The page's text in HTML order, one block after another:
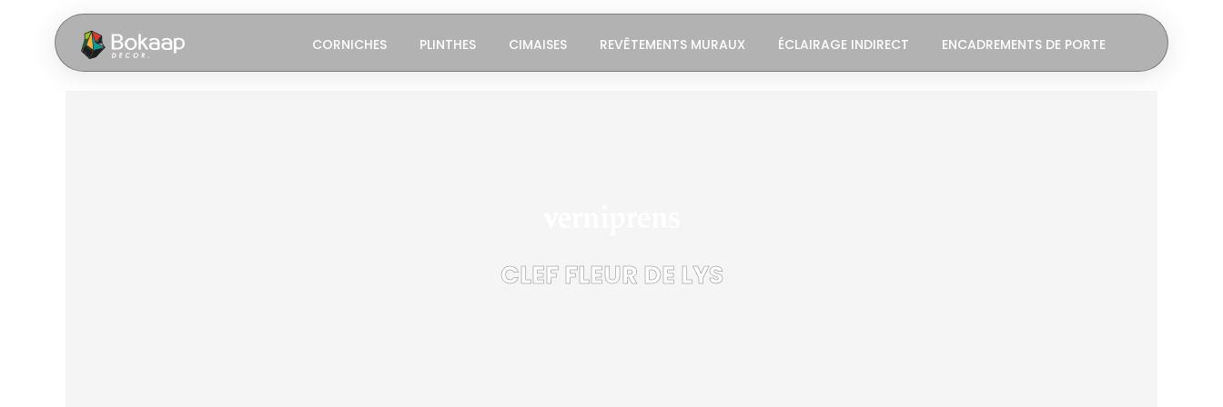
CORNICHES PLINTHES CIMAISES REVÊTEMENTS MURAUX ÉCLAIRAGE INDIRECT ENCADREMENTS DE PORTE
CLEF FLEUR DE LYS